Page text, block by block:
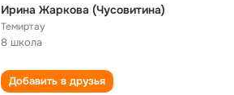
Ирина Жаркова (Чусовитина)
Темиртау
8 школа
Добавить в друзья